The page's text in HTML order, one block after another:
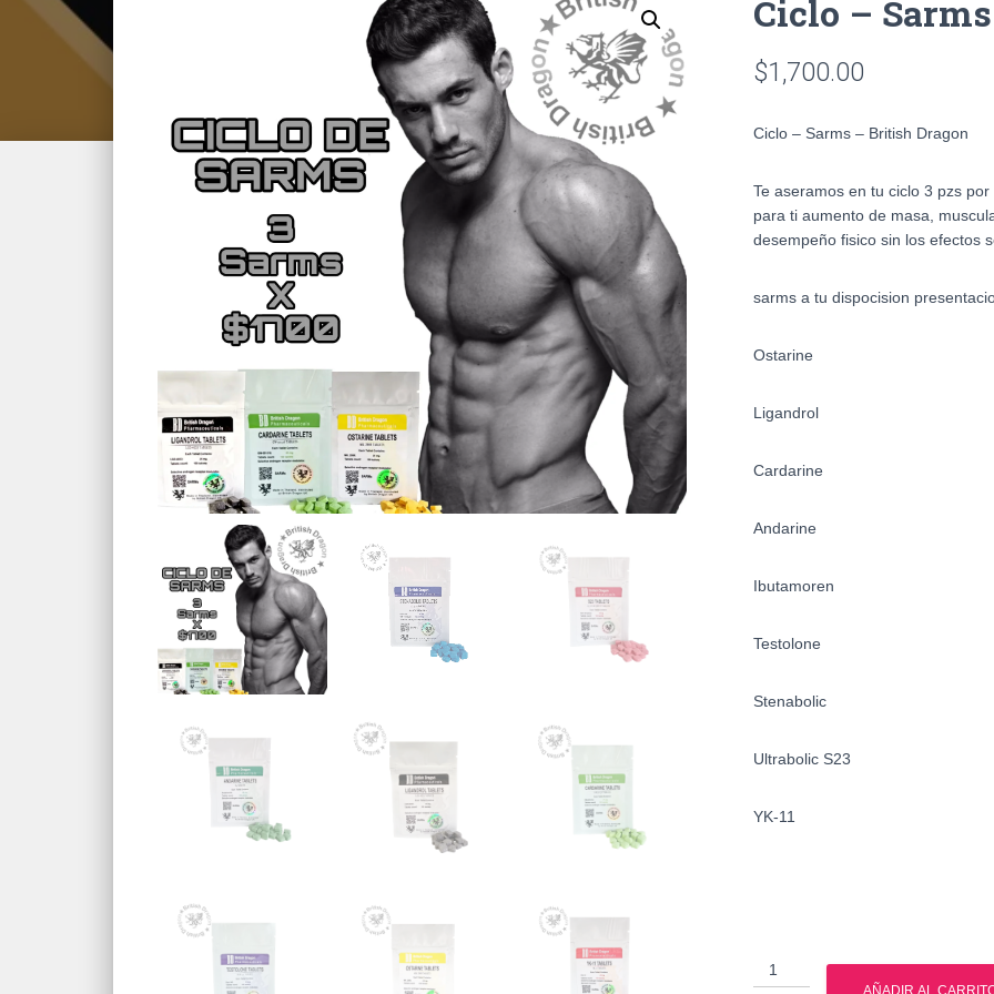
Ciclo – Sarms
$1,700.00
Ciclo – Sarms – British Dragon
Te aseramos en tu ciclo 3 pzs
para ti aumento de masa,
desempeño fisico sin los efectos
sarms a tu dispocision
Ostarine
Ligandrol
Cardarine
Andarine
Ibutamoren
Testolone
Stenabolic
Ultrabolic S23
YK-11
Ciclo
-
AÑADIR AL